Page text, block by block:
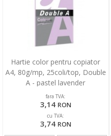
Hartie color pentru copiator
A4, 80g/mp, 25coli/top, Double
A - pastel lavender
fara TVA:
3,14 RON
cu TVA:
3,74 RON